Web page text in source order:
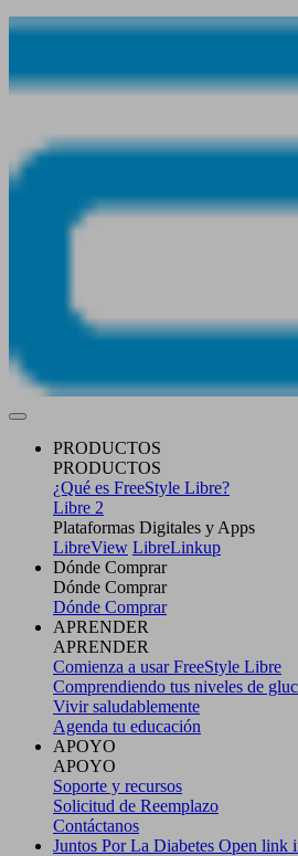
PRODUCTOS
PRODUCTOS
¿Qué es FreeStyle Libre?
Libre 2
Plataformas Digitales y Apps
LibreView LibreLinkup
Dónde Comprar
Dónde Comprar
Dónde Comprar
APRENDER
APRENDER
Comienza a usar FreeStyle Libre
Comprendiendo tus niveles de
Vivir saludablemente
Agenda tu educación
APOYO
APOYO
Soporte y recursos
Solicitud de Reemplazo
Contáctanos
Juntos Por La Diabetes Open link